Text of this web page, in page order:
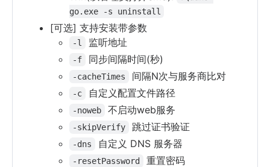
go.exe -s uninstall
[可选] 支持安装带参数
-l 监听地址
-f 同步间隔时间(秒)
-cacheTimes 间隔N次与服务商比对
-c 自定义配置文件路径
-noweb 不启动web服务
-skipVerify 跳过证书验证
-dns 自定义 DNS 服务器
-resetPassword
重置密码